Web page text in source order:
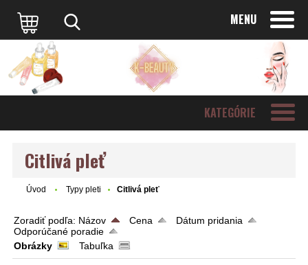
MENU
KATEGÓRIE
Citlivá pleť
Úvod Typy pleti Citlivá pleť
Zoradiť podľa: Názov Cena
Dátum pridania
Odporúčané poradie
Obrázky
Tabuľka